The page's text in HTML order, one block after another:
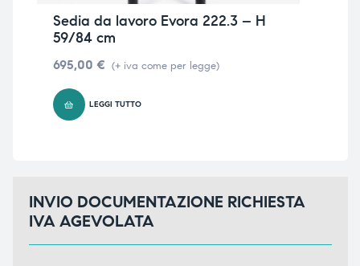
Sedia da lavoro Evora 222.3 – H
59/84 cm
695,00 € (+ iva come per legge)
LEGGI TUTTO
INVIO DOCUMENTAZIONE RICHIESTA
IVA AGEVOLATA